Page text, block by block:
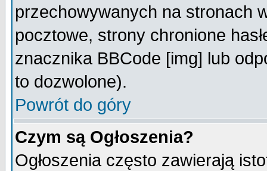
przechowywanych na stronach
pocztowe, strony chronione
znacznika BBCode [img] lub
to dozwolone).
Powrót do góry
Czym są Ogłoszenia?
Ogłoszenia często zawierają